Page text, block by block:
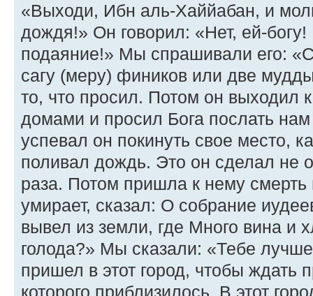
«Выходи, Ибн аль-Хаййабан, и
дождя!» Он говорил: «Нет, ей-
подаяние!» Мы спрашивали его:
сагу (меру) фиников или две
то, что просил. Потом он выходил
домами и просил Бога послать
успевал он покинуть свое место,
поливал дождь. Это он сделал не
раза. Потом пришла к нему смерть
умирает, сказал: О собрание
вывел из земли, где Много вина и
голода?» Мы сказали: «Тебе
пришел в этот город, чтобы ждать
которого приблизилось. В этот